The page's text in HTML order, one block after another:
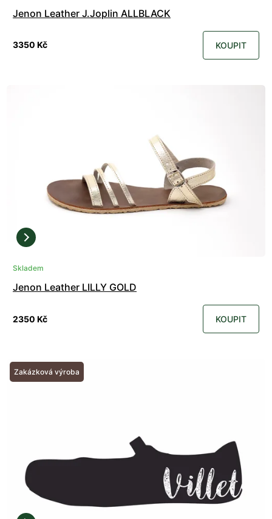
Jenon Leather J.Joplin ALLBLACK
3350 Kč KOUPIT
Skladem
Jenon Leather LILLY GOLD
2350 Kč KOUPIT
Zakázková výroba